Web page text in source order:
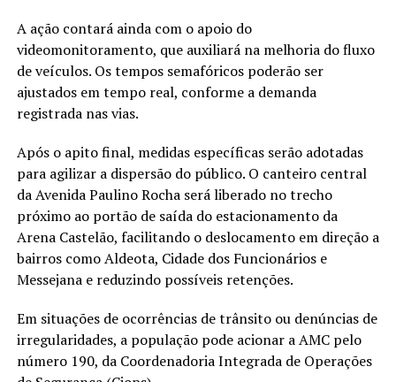
A ação contará ainda com o apoio do
videomonitoramento, que auxiliará na melhoria do fluxo
de veículos. Os tempos semafóricos poderão ser
ajustados em tempo real, conforme a demanda
registrada nas vias.
Após o apito final, medidas específicas serão adotadas
para agilizar a dispersão do público. O canteiro central
da Avenida Paulino Rocha será liberado no trecho
próximo ao portão de saída do estacionamento da
Arena Castelão, facilitando o deslocamento em direção a
bairros como Aldeota, Cidade dos Funcionários e
Messejana e reduzindo possíveis retenções.
Em situações de ocorrências de trânsito ou denúncias de
irregularidades, a população pode acionar a AMC pelo
número 190, da Coordenadoria Integrada de Operações